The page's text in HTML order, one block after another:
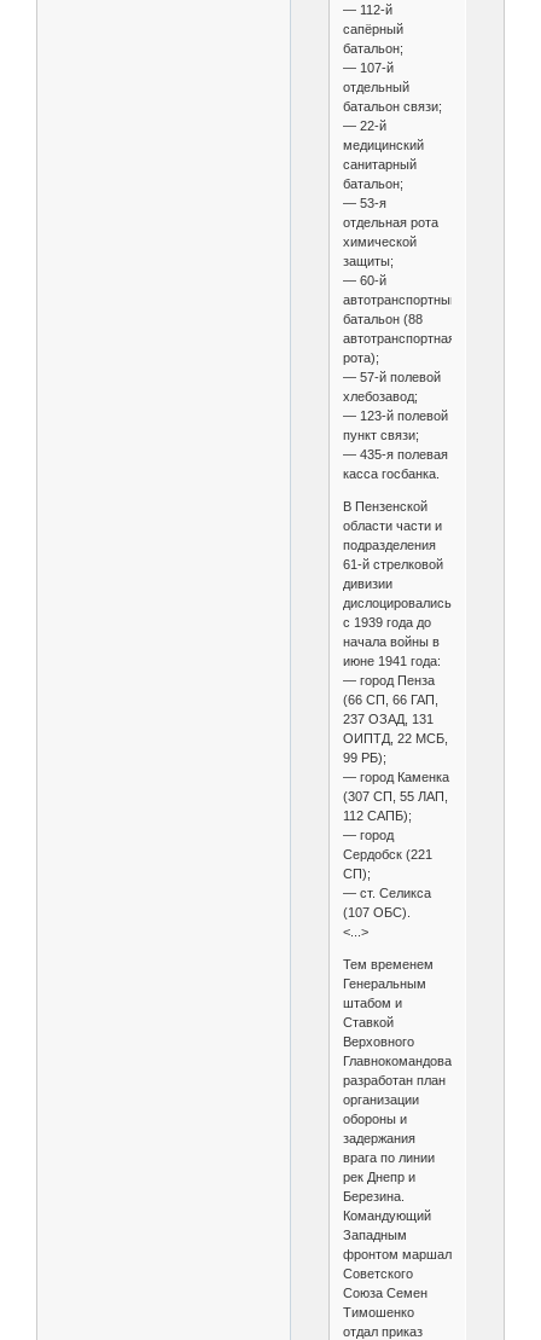
— 112-й
сапёрный
батальон;
— 107-й
отдельный
батальон связи;
— 22-й
медицинский
санитарный
батальон;
— 53-я
отдельная рота
химической
защиты;
— 60-й
автотранспортный
батальон (88
автотранспортная
рота);
— 57-й полевой
хлебозавод;
— 123-й полевой
пункт связи;
— 435-я полевая
касса госбанка.
В Пензенской
области части и
подразделения
61-й стрелковой
дивизии
дислоцировались
с 1939 года до
начала войны в
июне 1941 года:
— город Пенза
(66 СП, 66 ГАП,
237 ОЗАД, 131
ОИПТД, 22 МСБ,
99 РБ);
— город Каменка
(307 СП, 55 ЛАП,
112 САПБ);
— город
Сердобск (221
СП);
— ст. Селикса
(107 ОБС).
<...>
Тем временем
Генеральным
штабом и
Ставкой
Верховного
Главнокомандования
разработан план
организации
обороны и
задержания
врага по линии
рек Днепр и
Березина.
Командующий
Западным
фронтом маршал
Советского
Союза Семен
Тимошенко
отдал приказ